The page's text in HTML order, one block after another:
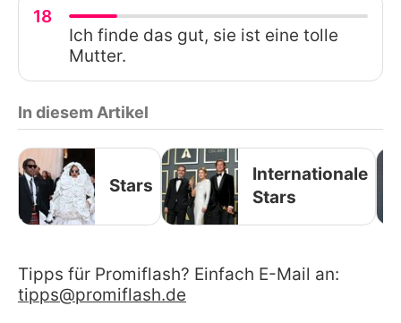
18
Ich finde das gut, sie ist eine tolle
Mutter.
In diesem Artikel
Stars
Internationale
Stars
Tipps für Promiflash? Einfach E-Mail an:
tipps@promiflash.de